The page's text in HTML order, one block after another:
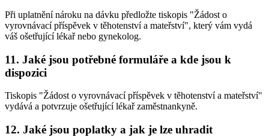
Při uplatnění nároku na dávku předložte tiskopis "Žádost o
vyrovnávací příspěvek v těhotenství a mateřství", který vám vydá
váš ošetřující lékař nebo gynekolog.
11. Jaké jsou potřebné formuláře a kde jsou k
dispozici
Tiskopis "Žádost o vyrovnávací příspěvek v těhotenství a mateřství"
vydává a potvrzuje ošetřující lékař zaměstnankyně.
12. Jaké jsou poplatky a jak je lze uhradit